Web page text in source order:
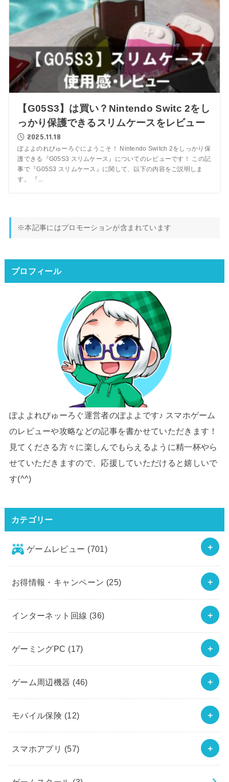
【G05S3】は買い？Nintendo Switc 2をし
っかり保護できるスリムケースをレビュー
2025.11.18
ぽよよのれびゅーろぐにようこそ！ Nintendo Switch 2をしっかり保
護できる『G05S3 スリムケース』についてのレビューです！ この記
事で『G05S3 スリムケース』に関して、以下の内容をご説明しま
す。 『...
※本記事にはプロモーションが含まれています
プロフィール
ぽよよれびゅーろぐ運営者のぽよよです♪ スマホゲーム
のレビューや攻略などの記事を書かせていただきます！
見てくださる方々に楽しんでもらえるように精一杯やら
せていただきますので、応援していただけると嬉しいで
す(^^)
カテゴリー
ゲームレビュー (701)
お得情報・キャンペーン (25)
インターネット回線 (36)
ゲーミングPC (17)
ゲーム周辺機器 (46)
モバイル保険 (12)
スマホアプリ (57)